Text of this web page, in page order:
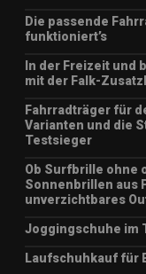
Die passende
funktioniert’s
In der Freizeit und
mit der Falk-
Fahrradträger für
Varianten und die
Testsieger
Ob Surfbrille ohne
Sonnenbrillen aus
unverzichtbares
Joggingschuhe im
Laufschuhkauf für